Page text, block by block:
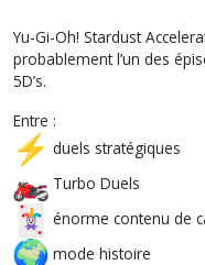
Yu-Gi-Oh! Stardust
probablement l’un des
5D’s.
Entre :
duels stratégiques
Turbo Duels
énorme contenu de
mode histoire